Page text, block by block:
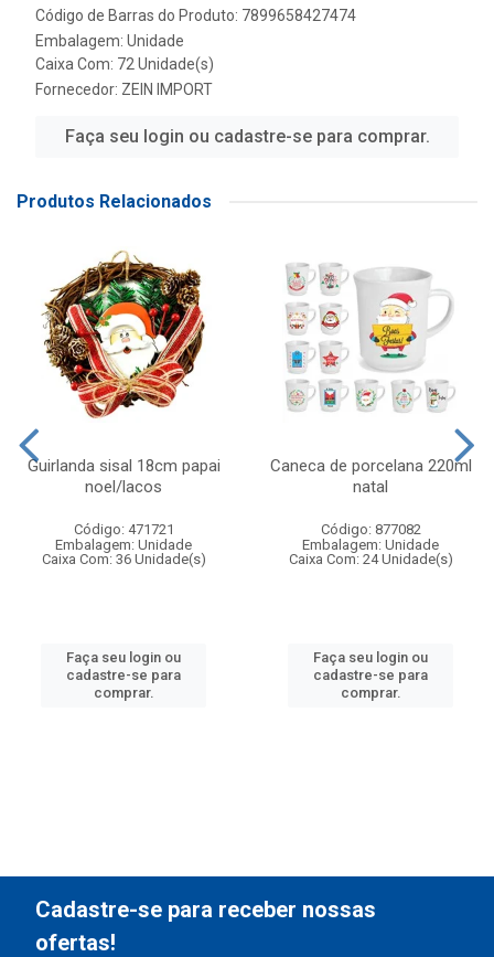
Código de Barras do Produto: 7899658427474
Embalagem: Unidade
Caixa Com: 72 Unidade(s)
Fornecedor: ZEIN IMPORT
Faça seu login ou cadastre-se para comprar.
Produtos Relacionados
Guirlanda sisal 18cm papai
noel/lacos
Código: 471721
Embalagem: Unidade
Caixa Com: 36 Unidade(s)
Faça seu login ou
cadastre-se para
comprar.
Caneca de porcelana 220ml
natal
Código: 877082
Embalagem: Unidade
Caixa Com: 24 Unidade(s)
Faça seu login ou
cadastre-se para
comprar.
Cadastre-se para receber nossas
ofertas!